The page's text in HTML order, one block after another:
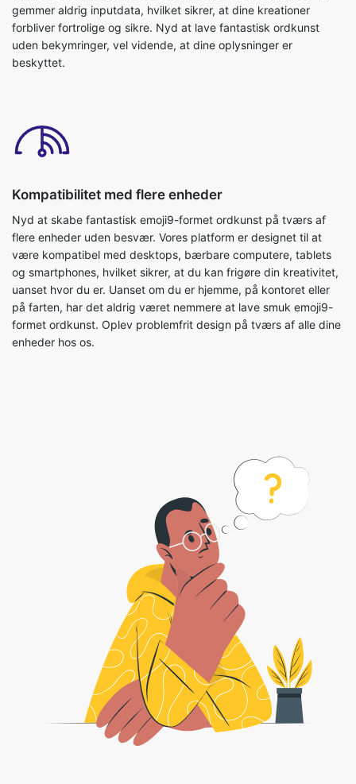
gemmer aldrig inputdata, hvilket sikrer, at dine kreationer
forbliver fortrolige og sikre. Nyd at lave fantastisk ordkunst
uden bekymringer, vel vidende, at dine oplysninger er
beskyttet.
Kompatibilitet med flere enheder
Nyd at skabe fantastisk emoji9-formet ordkunst på tværs af
flere enheder uden besvær. Vores platform er designet til at
være kompatibel med desktops, bærbare computere, tablets
og smartphones, hvilket sikrer, at du kan frigøre din kreativitet,
uanset hvor du er. Uanset om du er hjemme, på kontoret eller
på farten, har det aldrig været nemmere at lave smuk emoji9-
formet ordkunst. Oplev problemfrit design på tværs af alle dine
enheder hos os.